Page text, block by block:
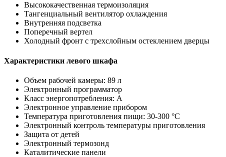
Высококачественная термоизоляция
Тангенциальный вентилятор охлаждения
Внутренняя подсветка
Поперечный вертел
Холодный фронт с трехслойным остеклением дверцы
Характеристики левого шкафа
Объем рабочей камеры: 89 л
Электронный программатор
Класс энергопотребления: A
Электронное управление прибором
Температура приготовления пищи: 30-300 °C
Электронный контроль температуры приготовления
Защита от детей
Электронный термозонд
Каталитические панели